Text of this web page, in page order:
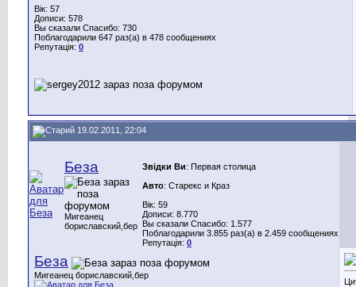
Вік: 57
Дописи: 578
Вы сказали Спасибо: 730
Поблагодарили 647 раз(а) в 478 сообщениях
Репутація: 0
19.02.2011, 22:04
Беза
Мигеанец
бориславский,бер
Звідки Ви: Первая столица
Авто: Старекс и Краз
Вік: 59
Дописи: 8.770
Вы сказали Спасибо: 1.577
Поблагодарили 3.855 раз(а) в 2.459 сообщениях
Репутація: 0
Беза
Мигеанец бориславский,бер